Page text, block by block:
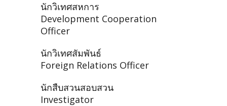
นักวิเทศสหการ
Development Cooperation
Officer
นักวิเทศสัมพันธ์
Foreign Relations Officer
นักสืบสวนสอบสวน
Investigator